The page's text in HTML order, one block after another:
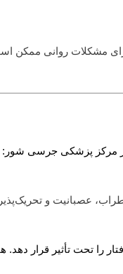
مشکلات روانی ممکن
مرکز پزشکی جرسی شور:
عصبانیت و
را تحت تأثیر قرار